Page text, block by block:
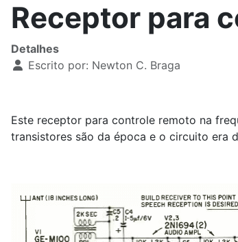
Receptor para
Detalhes
Escrito por: Newton C. Braga
Este receptor para controle remoto na
transistores são da época e o circuito era